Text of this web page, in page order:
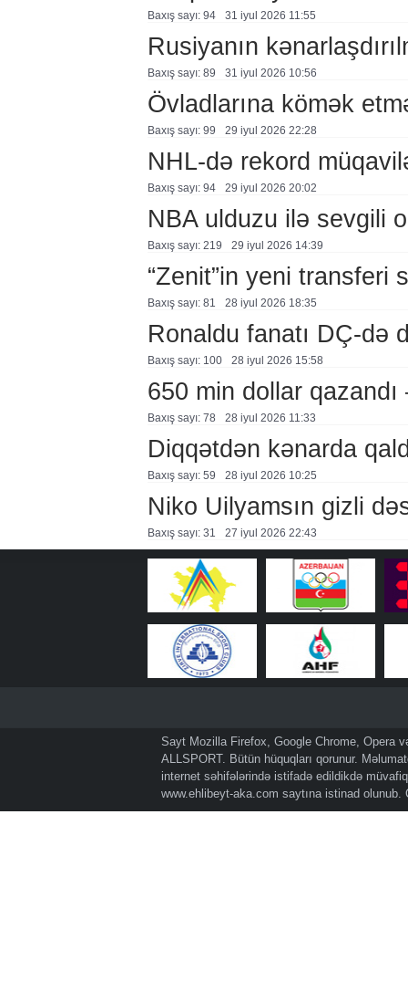
Baxış sayı: 94 31 i̇yul 2026 11:55
Rusiyanın
Baxış sayı: 89 31 i̇yul 2026 10:56
Övladlarına kömək
Baxış sayı: 99 29 i̇yul 2026 22:28
NHL-də rekord
Baxış sayı: 94 29 i̇yul 2026 20:02
NBA ulduzu ilə sevgili
Baxış sayı: 219 29 i̇yul 2026 14:39
“Zenit”in yeni transferi
Baxış sayı: 81 28 i̇yul 2026 18:35
Ronaldu fanatı DÇ-də
Baxış sayı: 100 28 i̇yul 2026 15:58
650 min dollar qazandı
Baxış sayı: 78 28 i̇yul 2026 11:33
Diqqətdən kənarda
Baxış sayı: 59 28 i̇yul 2026 10:25
Niko Uilyamsın gizli
Baxış sayı: 31 27 i̇yul 2026 22:43
Sayt Mozilla Firefox, Google Chrome, Opera
ALLSPORT. Bütün hüquqları qorunur.
internet səhifələrində istifadə edildikdə
www.ehlibeyt-aka.com saytına istinad olunub.